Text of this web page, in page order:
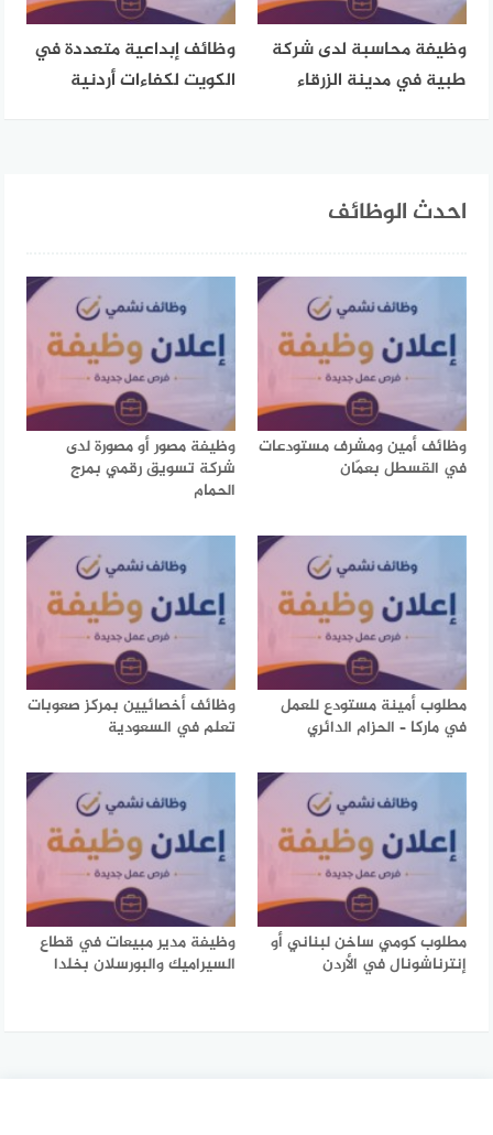
وظيفة محاسبة لدى شركة
طبية في مدينة الزرقاء
وظائف إبداعية متعددة في
الكويت لكفاءات أردنية
احدث الوظائف
وظائف أمين ومشرف مستودعات
في القسطل بعمّان
وظيفة مصور أو مصورة لدى
شركة تسويق رقمي بمرج
الحمام
مطلوب أمينة مستودع للعمل
في ماركا – الحزام الدائري
وظائف أخصائيين بمركز صعوبات
تعلم في السعودية
مطلوب كومي ساخن لبناني أو
إنترناشونال في الأردن
وظيفة مدير مبيعات في قطاع
السيراميك والبورسلان بخلدا